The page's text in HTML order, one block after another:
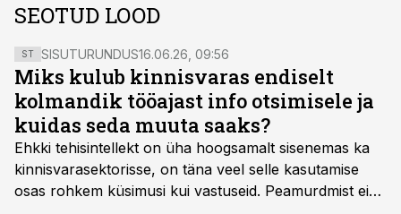
SEOTUD LOOD
ST SISUTURUNDUS16.06.26, 09:56
Miks kulub kinnisvaras endiselt
kolmandik tööajast info otsimisele ja
kuidas seda muuta saaks?
Ehkki tehisintellekt on üha hoogsamalt sisenemas ka
kinnisvarasektorisse, on täna veel selle kasutamise
osas rohkem küsimusi kui vastuseid. Peamurdmist ei